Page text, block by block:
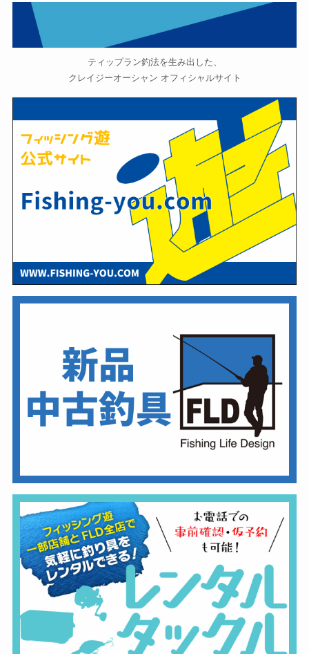
ティップラン釣法を生み出した、
クレイジーオーシャン オフィシャルサイト